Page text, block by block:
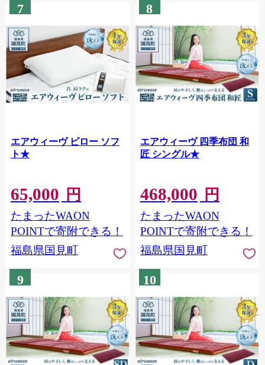
7
エアウィーヴ ピロー ソフ
ト★
65,000 円
たまったWAON
POINTで寄附できる！
福島県国見町
8
エアウィーヴ 四季布団 和
匠 シングル★
468,000 円
たまったWAON
POINTで寄附できる！
福島県国見町
9 10